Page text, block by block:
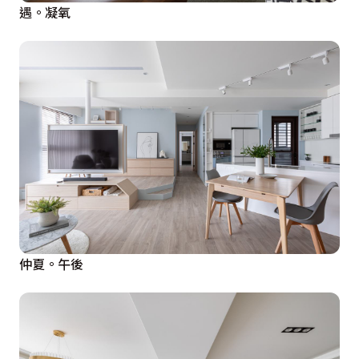
遇。凝氧
仲夏。午後